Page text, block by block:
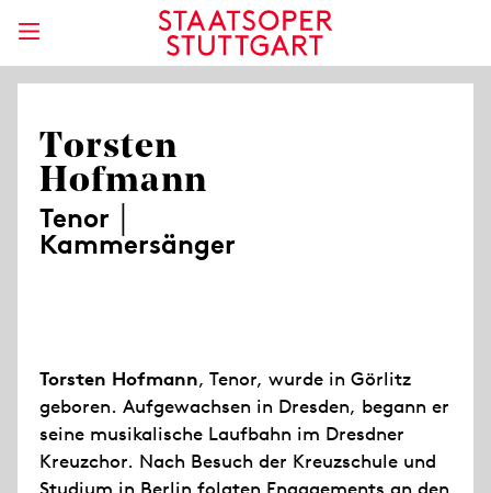
Torsten
Hofmann
Tenor │
Kammersänger
Torsten Hofmann, Tenor, wurde in Görlitz
geboren. Aufgewachsen in Dresden, begann er
seine musikalische Laufbahn im Dresdner
Kreuzchor. Nach Besuch der Kreuzschule und